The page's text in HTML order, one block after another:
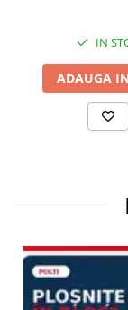
IN
ADAUGA